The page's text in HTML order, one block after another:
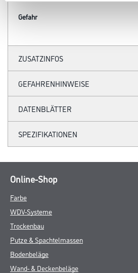
Gefahr
ZUSATZINFOS
GEFAHRENHINWEISE
DATENBLÄTTER
SPEZIFIKATIONEN
Online-Shop
Farbe
WDV-Systeme
Trockenbau
Putze & Spachtelmassen
Bodenbeläge
Wand- & Deckenbeläge